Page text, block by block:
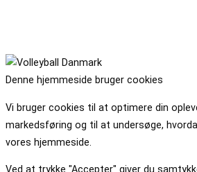
Denne hjemmeside bruger cookies
Vi bruger cookies til at optimere din
markedsføring og til at undersøge,
vores hjemmeside.
Ved at trykke "Accepter" giver du